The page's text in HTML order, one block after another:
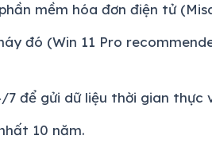
mềm hóa đơn điện tử
đó (Win 11 Pro
để gửi dữ liệu thời gian thực
10 năm.